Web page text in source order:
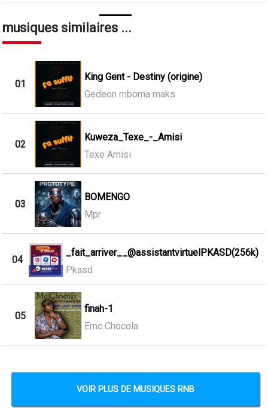
musiques similaires ...
01
King Gent - Destiny (origine)
Gedeon mboma maks
02
Kuweza_Texe_-_Amisi
Texe Amisi
03
BOMENGO
Mpr
04
_fait_arriver__@assistantvirtuelPKASD(256k)
Pkasd
05
finah-1
Emc Chocola
VOIR PLUS DE MUSIQUES RNB